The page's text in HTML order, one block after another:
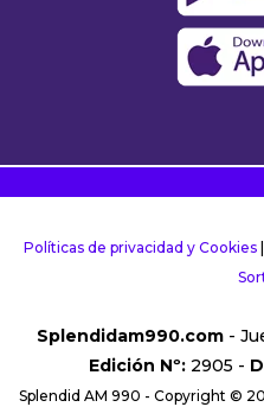
Políticas de privacidad y Cookies|
Splendidam990.com -
Edición Nº: 2905 -
Splendid AM 990 - Copyright ©